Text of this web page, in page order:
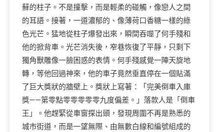
蘚的柱子。不是撞擊，而是輕柔的碰觸，像戀人之間
的耳語。接著，一道濃郁的、像薄荷口香糖一樣的綠
色光芒。猛地從柱子爆發出來，瞬間吞噬了何手殘和
他的掀背車。光芒消失後，窄巷恢復了平靜，只剩下
獨角獸雕像一臉困惑的表情。何手殘感覺一陣天旋地
轉，等他回過神來，他的車子竟然垂直停在一個貼滿
了巨大獎狀的牆壁上。獎狀上寫著：「完美倒車入庫
獎——第零點零零零零零九度偏差。」落款人是「倒車
王」。他趕緊從車窗探出頭，發現周圍不再是熟悉的
城市街道，而是一望無際、由無數白線和編號組成的